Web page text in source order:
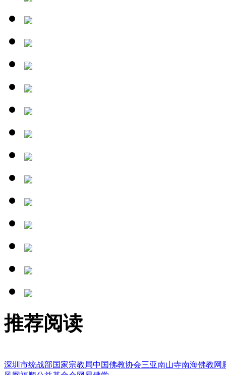
推荐阅读
深圳市统战部国家宗教局中国佛教协会三亚南山寺南海佛教网